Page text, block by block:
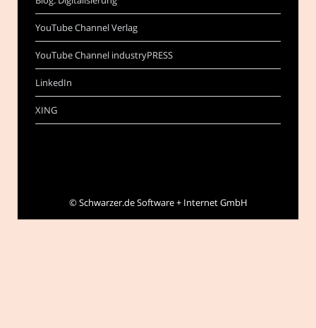
YouTube Channel Verlag
YouTube Channel industryPRESS
LinkedIn
XING
©Schwarzer.de Software + Internet GmbH